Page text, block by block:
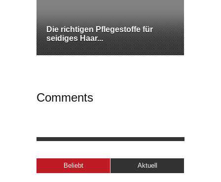
Die richtigen Pflegestoffe für
seidiges Haar...
Comments
Beliebt Aktuell